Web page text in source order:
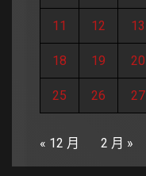
11 12 13
18 19 20
25 26 27
« 12 月 2 月 »